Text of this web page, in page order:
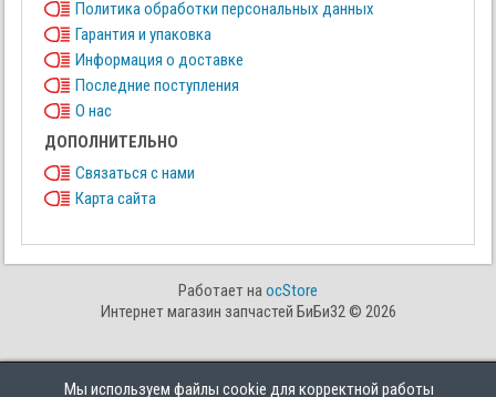
Мы используем файлы cookie для корректной работы
Политика обработки персональных данных
Гарантия и упаковка
Информация о доставке
Последние поступления
О нас
ДОПОЛНИТЕЛЬНО
Связаться с нами
Карта сайта
Работает наocStore
Интернет магазин запчастей БиБи32 © 2026